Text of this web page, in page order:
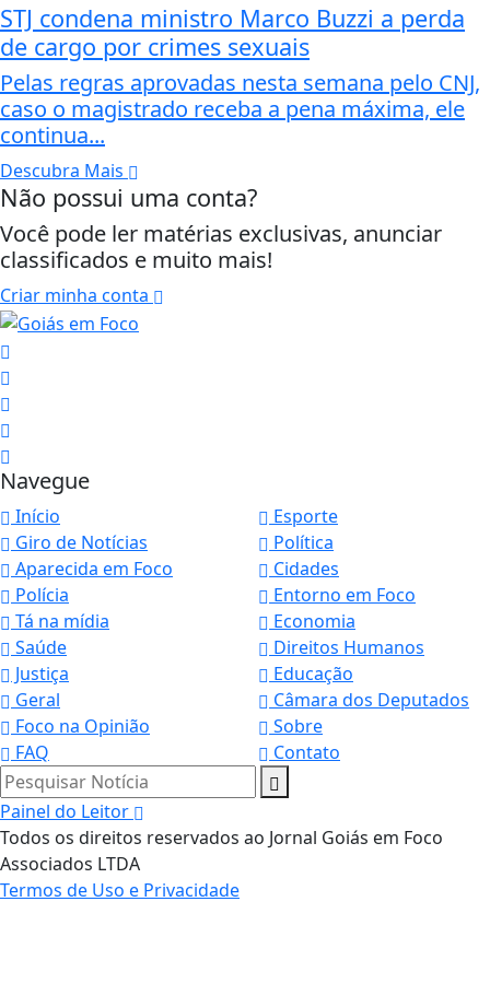
STJ condena ministro Marco Buzzi a perda
de cargo por crimes sexuais
Pelas regras aprovadas nesta semana pelo CNJ,
caso o magistrado receba a pena máxima, ele
continua...
Descubra Mais
Não possui uma conta?
Você pode ler matérias exclusivas, anunciar
classificados e muito mais!
Criar minha conta
Navegue
Início
Esporte
Giro de Notícias
Política
Aparecida em Foco
Cidades
Polícia
Entorno em Foco
Tá na mídia
Economia
Saúde
Direitos Humanos
Justiça
Educação
Geral
Câmara dos Deputados
Foco na Opinião
Sobre
FAQ
Contato
Pesquisar Notícia
Painel do Leitor
Todos os direitos reservados ao Jornal Goiás em Foco
Associados LTDA
Termos de Uso e Privacidade
Termos de Uso e Privacidade